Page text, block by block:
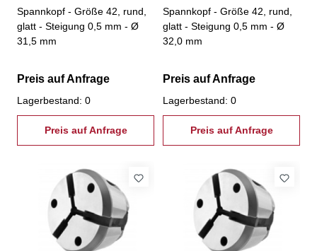
Spannkopf - Größe 42, rund,
glatt - Steigung 0,5 mm - Ø
31,5 mm
Preis auf Anfrage
Lagerbestand: 0
Preis auf Anfrage
Spannkopf - Größe 42, rund,
glatt - Steigung 0,5 mm - Ø
32,0 mm
Preis auf Anfrage
Lagerbestand: 0
Preis auf Anfrage